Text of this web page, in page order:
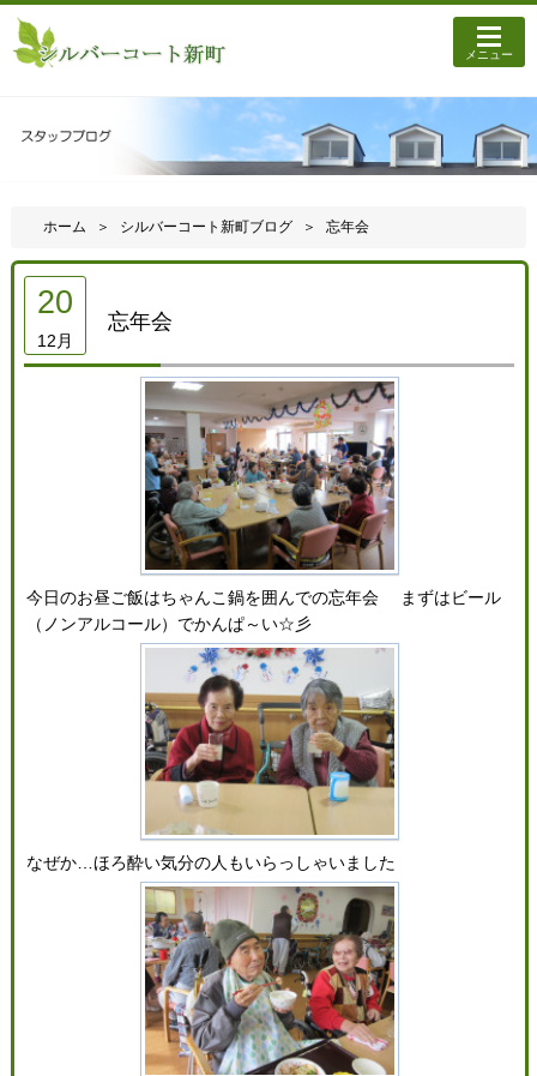
メニュー
ホーム シルバーコート新町ブログ 忘年会
20
12月
忘年会
今日のお昼ご飯はちゃんこ鍋を囲んでの忘年会 まずはビール
（ノンアルコール）でかんぱ～い☆彡
なぜか…ほろ酔い気分の人もいらっしゃいました